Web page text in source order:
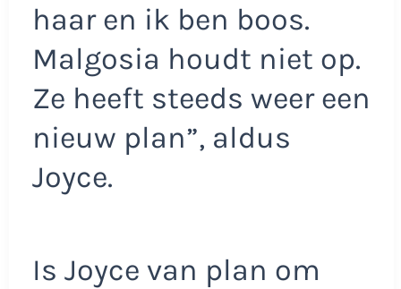
haar en ik ben boos.
Malgosia houdt niet op.
Ze heeft steeds weer een
nieuw plan”, aldus
Joyce.
Is Joyce van plan om